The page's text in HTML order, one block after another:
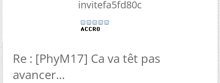
invitefa5fd80c
Re : [PhyM17] Ca va têt pas
avancer...